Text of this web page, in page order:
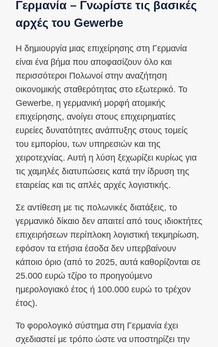
Γερμανία – Γνωρίστε τις βασικές
αρχές του Gewerbe
Η δημιουργία μιας επιχείρησης στη Γερμανία
είναι ένα βήμα που αποφασίζουν όλο και
περισσότεροι Πολωνοί στην αναζήτηση
οικονομικής σταθερότητας στο εξωτερικό. Το
Gewerbe, η γερμανική μορφή ατομικής
επιχείρησης, ανοίγει στους επιχειρηματίες
ευρείες δυνατότητες ανάπτυξης στους τομείς
του εμπορίου, των υπηρεσιών και της
χειροτεχνίας. Αυτή η λύση ξεχωρίζει κυρίως για
τις χαμηλές διατυπώσεις κατά την ίδρυση της
εταιρείας και τις απλές αρχές λογιστικής.
Σε αντίθεση με τις πολωνικές διατάξεις, το
γερμανικό δίκαιο δεν απαιτεί από τους ιδιοκτήτες
επιχειρήσεων περίπλοκη λογιστική τεκμηρίωση,
εφόσον τα ετήσια έσοδα δεν υπερβαίνουν
κάποιο όριο (από το 2025, αυτά καθορίζονται σε
25.000 ευρώ τζίρο το προηγούμενο
ημερολογιακό έτος ή 100.000 ευρώ το τρέχον
έτος).
Το φορολογικό σύστημα στη Γερμανία έχει
σχεδιαστεί με τρόπο ώστε να υποστηρίζει την